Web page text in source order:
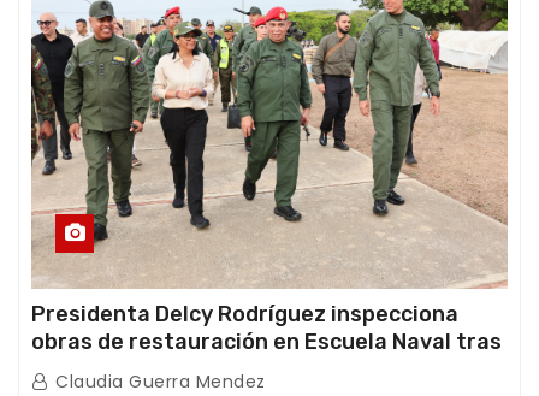
Presidenta Delcy Rodríguez inspecciona
obras de restauración en Escuela Naval tras
afectaciones sísmicas en La Guaira
Claudia Guerra Mendez